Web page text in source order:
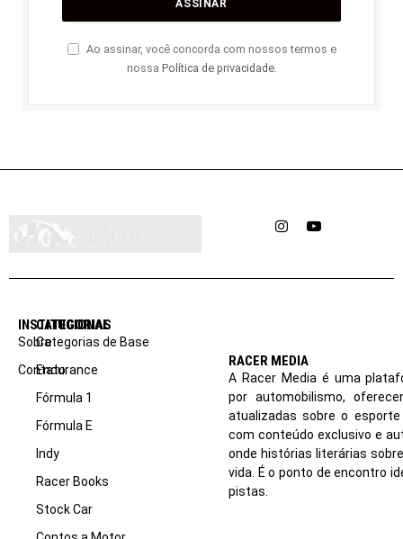
Ao assinar, você concorda com nossos termos e
nossa Política de privacidade.
InstagramYouTube
INSTITUCIONAL
Sobre
Contato
CATEGORIAS
Categorias de Base
Endurance
Fórmula 1
Fórmula E
Indy
Racer Books
Stock Car
RACER MEDIA
A Racer Media é uma
por automobilismo,
atualizadas sobre o
com conteúdo exclusivo e
onde histórias literárias
vida. É o ponto de encontro
pistas.